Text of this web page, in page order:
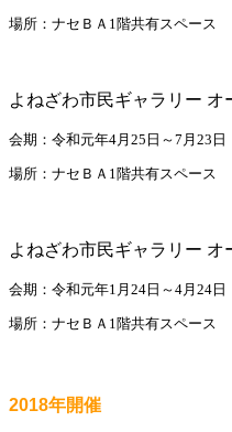
場所：ナセＢＡ1階共有スペース
よねざわ市民ギャラリー オ
会期：令和元年4月25日～7月23日
場所：ナセＢＡ1階共有スペース
よねざわ市民ギャラリー オ
会期：令和元年1月24日～4月24日
場所：ナセＢＡ1階共有スペース
2018年開催